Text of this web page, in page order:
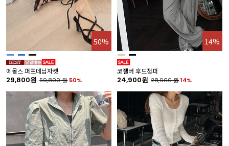
50%
에몰스 퍼프데님자켓
29,800원 59,800원 50%
14%
코젤버 후드점퍼
24,900원 28,900원14%